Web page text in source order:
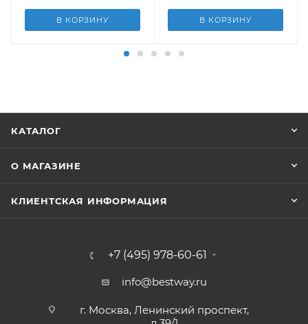
В КОРЗИНУ В КОРЗИНУ
КАТАЛОГ
О МАГАЗИНЕ
КЛИЕНТСКАЯ ИНФОРМАЦИЯ
+7 (495) 978-60-61
info@bestway.ru
г. Москва, Ленинский проспект,